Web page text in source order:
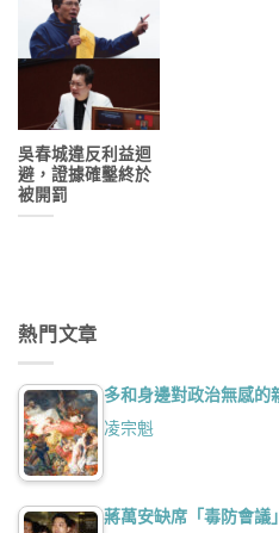
吳春城違反利益迴
避，證據確鑿終於
被開罰
熱門文章
多和身邊對政治無感的
凌宗魁
蔣萬安缺席「毒防會議